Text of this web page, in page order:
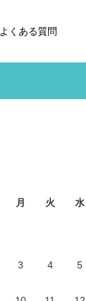
よくある質問
月 火 水
3 4 5